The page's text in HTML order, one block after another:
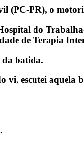
(PC-PR), o
do
de Terapia
batida.
vi, escutei